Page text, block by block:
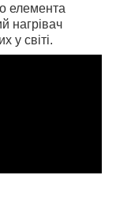
елемента
нагрівач
у світі.